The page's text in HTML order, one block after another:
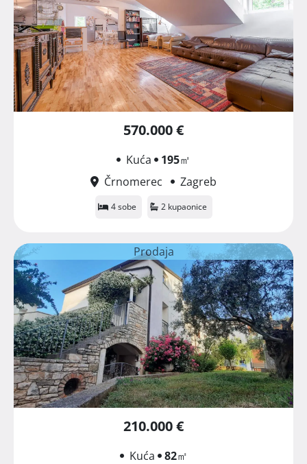
570.000 €
Kuća 195㎡
Črnomerec
Zagreb
4 sobe 2 kupaonice
Prodaja
210.000 €
Kuća 82㎡